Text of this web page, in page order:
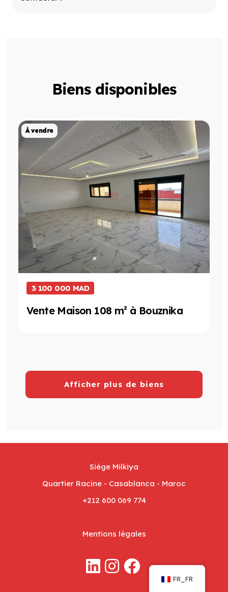
Biens disponibles
À vendreProjet de Vente
3 100 000 MAD
Vente Maison 108 m² à Bouznika
Afficher plus de biens
Siège Milkiya
Quartier Racine - Casablanca - Maroc
+212 600 069 774
Mentions légales
FR_FR